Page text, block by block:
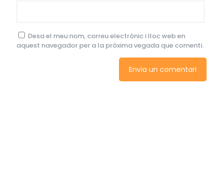
Desa el meu nom, correu electrònic i lloc web en
aquest navegador per a la pròxima vegada que comenti.